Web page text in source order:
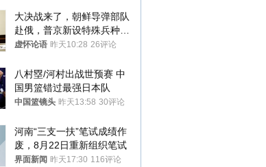
大决战来了，朝鲜导弹部队
赴俄，普京新设特殊兵种，
76岁老将扛旗
虚怀论语 昨天10:28 26评论
八村塁/河村出战世预赛 中
国男篮错过最强日本队
中国篮镜头 昨天13:58 30评论
河南“三支一扶”笔试成绩作
废，8月22日重新组织笔试
界面新闻 昨天17:30 116评论